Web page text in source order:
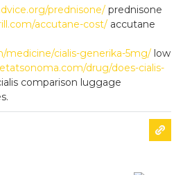
prednisone/ prednisone
accutane-cost/ accutane
medicine/cialis-generika-5mg/ low
drug/does-cialis-
comparison luggage